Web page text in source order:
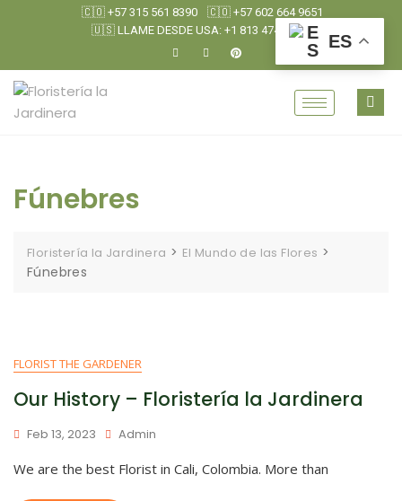
🇨🇴 +57 315 561 8390
🇨🇴 +57 602 664 9651
🇺🇸 LLAME DESDE USA: +1 813 474 0790
Fúnebres
Floristería la Jardinera > El Mundo de las Flores >
Fúnebres
FLORIST THE GARDENER
Our History – Floristería la Jardinera
Feb 13, 2023 Admin
We are the best Florist in Cali, Colombia. More than
ES